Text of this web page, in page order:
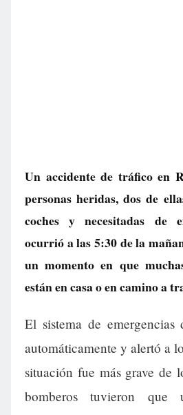
Un accidente de tráfico en
personas heridas, dos de
coches y necesitadas de
ocurrió a las 5:30 de la
un momento en que
están en casa o en camino a
El sistema de
automáticamente y alertó a
situación fue más grave de
bomberos tuvieron que